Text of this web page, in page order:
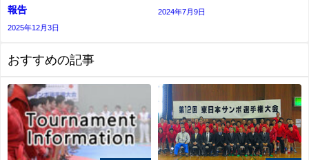
報告
2025年12月3日
2024年7月9日
おすすめの記事